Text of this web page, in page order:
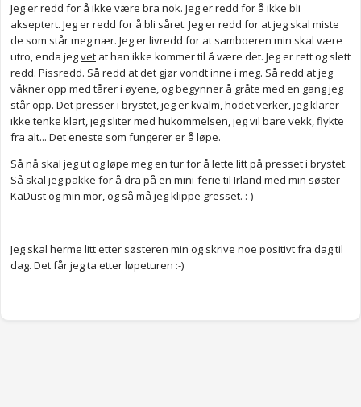
Jeg er redd for å ikke være bra nok. Jeg er redd for å ikke bli
akseptert. Jeg er redd for å bli såret. Jeg er redd for at jeg skal miste
de som står meg nær. Jeg er livredd for at samboeren min skal være
utro, enda jegvet at han ikke kommer til å være det. Jeg er rett og slett
redd. Pissredd. Så redd at det gjør vondt inne i meg. Så redd at jeg
våkner opp med tårer i øyene, og begynner å gråte med en gang jeg
står opp. Det presser i brystet, jeg er kvalm, hodet verker, jeg klarer
ikke tenke klart, jeg sliter med hukommelsen, jeg vil bare vekk, flykte
fra alt... Det eneste som fungerer er å løpe.
Så nå skal jeg ut og løpe meg en tur for å lette litt på presset i brystet.
Så skal jeg pakke for å dra på en mini-ferie til Irland med min søster
KaDust og min mor, og så må jeg klippe gresset. :-)
Jeg skal herme litt etter søsteren min og skrive noe positivt fra dag til
dag. Det får jeg ta etter løpeturen :-)